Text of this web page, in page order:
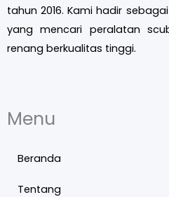
tahun 2016. Kami hadir
yang mencari peralatan
renang berkualitas tinggi.
Menu
Beranda
Tentang